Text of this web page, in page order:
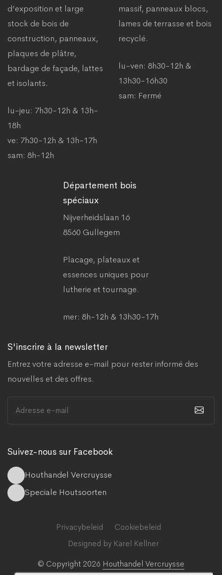
d’exposition et large
stock de bois de
construction, panneaux,
plaques de plâtre,
bardage de façade, lattes
et isolants.
lu-jeu: 7h30-12h & 13h-
18h
ve: 7h30-12h & 13h-17h
sam: 8h-12h
massif, panneaux blocs,
lames de terrasse et bois
recyclé.
lu-ven: 8h30-12h &
13h30-16h30
sam: Fermé
Département bois
spéciaux
Nijverheidslaan 16
8560 Gullegem
Placage, plateaux et
essences uniques pour
lutherie et tournage.
mer: 8h-12h & 13h30-17h
S'inscrire à la newsletter
Entrez votre adresse e-mail pour rester informé des
nouvelles et des offres.
Suivez-nous sur Facebook
Houthandel Vercruysse
Speciale Houtsoorten
© Copyright 2026 Houthandel Vercruysse
Privacybeleid
Cookiebeleid
Designed by Karel Kellner